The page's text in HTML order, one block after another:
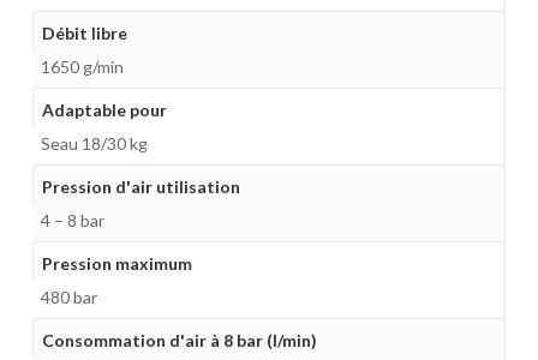
Débit libre
1650 g/min
Adaptable pour
Seau 18/30 kg
Pression d'air utilisation
4 – 8 bar
Pression maximum
480 bar
Consommation d'air à 8 bar (l/min)